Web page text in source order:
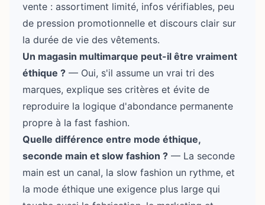
vente : assortiment limité, infos vérifiables, peu
de pression promotionnelle et discours clair sur
la durée de vie des vêtements.
Un magasin multimarque peut-il être vraiment
éthique ? — Oui, s'il assume un vrai tri des
marques, explique ses critères et évite de
reproduire la logique d'abondance permanente
propre à la fast fashion.
Quelle différence entre mode éthique,
seconde main et slow fashion ? — La seconde
main est un canal, la slow fashion un rythme, et
la mode éthique une exigence plus large qui